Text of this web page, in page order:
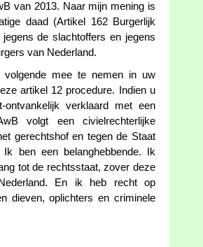
van 2013. Naar mijn mening is
daad (Artikel 162 Burgerlijk
de slachtoffers en jegens
van Nederland.
volgende mee te nemen in uw
artikel 12 procedure. Indien u
ontvankelijk verklaard met een
volgt een civielrechterlijke
gerechtshof en tegen de Staat
Ik ben een belanghebbende. Ik
tot de rechtsstaat, zover deze
En ik heb recht op
dieven, oplichters en criminele